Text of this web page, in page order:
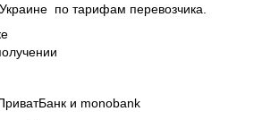
по тарифам перевозчика.
и monobank